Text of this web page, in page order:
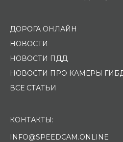
ДОРОГА ОНЛАЙН
НОВОСТИ
НОВОСТИ ПДД
НОВОСТИ ПРО КАМЕРЫ
ВСЕ СТАТЬИ
КОНТАКТЫ:
INFO@SPEEDCAM.ONLINE